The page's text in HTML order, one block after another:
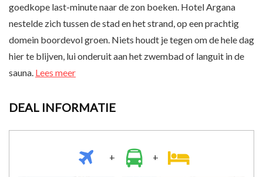
goedkope last-minute naar de zon boeken. Hotel Argana
nestelde zich tussen de stad en het strand, op een prachtig
domein boordevol groen. Niets houdt je tegen om de hele dag
hier te blijven, lui onderuit aan het zwembad of languit in de
sauna. Lees meer
DEAL INFORMATIE
+ +